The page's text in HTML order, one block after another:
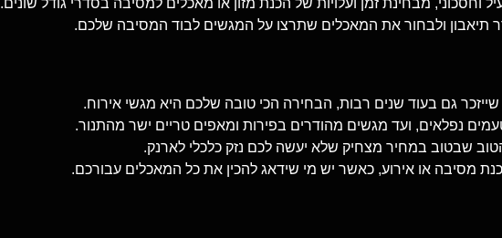
תיאבון ולבחור את המאכלים שתרצו על המגשים לבוד המסיבה שלכם.
גם בעוד שנים רבות, הבחירה הכי טובה שלכם היא מגשי אירוח.
נפלאים, ועד מגשים מהודרים בפירות ומאפים טריים ישר מהתנור.
שבטוב במחיר מצחיק שלא יעשה לכם נזק כלכלי לארנק.
מסיבה או אירוע, כאשר יש מי שידאג להכין את כל המאכלים עבורכם.